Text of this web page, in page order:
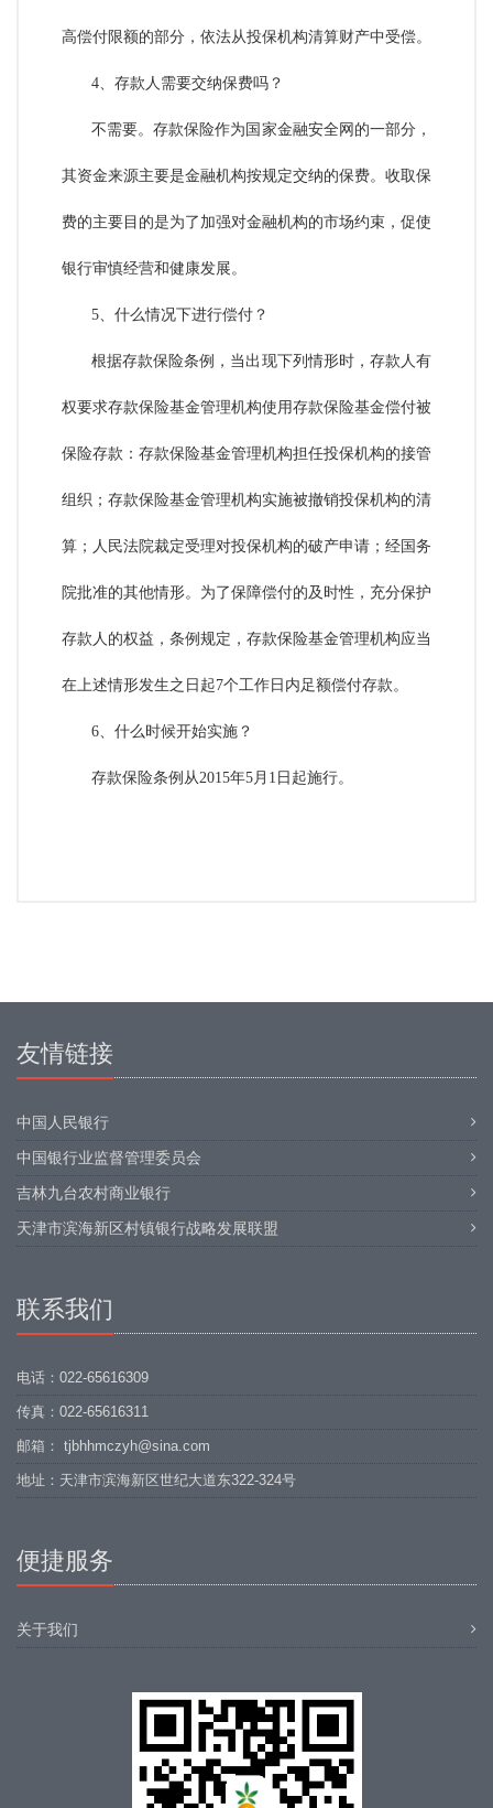
高偿付限额的部分，依法从投保机构清算财产中受偿。
4、存款人需要交纳保费吗？
不需要。存款保险作为国家金融安全网的一部分，
其资金来源主要是金融机构按规定交纳的保费。收取保
费的主要目的是为了加强对金融机构的市场约束，促使
银行审慎经营和健康发展。
5、什么情况下进行偿付？
根据存款保险条例，当出现下列情形时，存款人有
权要求存款保险基金管理机构使用存款保险基金偿付被
保险存款：存款保险基金管理机构担任投保机构的接管
组织；存款保险基金管理机构实施被撤销投保机构的清
算；人民法院裁定受理对投保机构的破产申请；经国务
院批准的其他情形。为了保障偿付的及时性，充分保护
存款人的权益，条例规定，存款保险基金管理机构应当
在上述情形发生之日起7个工作日内足额偿付存款。
6、什么时候开始实施？
存款保险条例从2015年5月1日起施行。
友情链接
中国人民银行
中国银行业监督管理委员会
吉林九台农村商业银行
天津市滨海新区村镇银行战略发展联盟
联系我们
电话：022-65616309
传真：022-65616311
邮箱： tjbhhmczyh@sina.com
地址：天津市滨海新区世纪大道东322-324号
便捷服务
关于我们